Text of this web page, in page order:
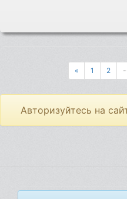
« 1 2
Авторизуйтесь на